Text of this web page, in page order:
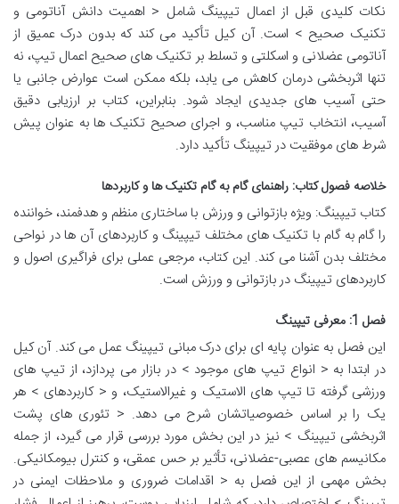
نکات کلیدی قبل از اعمال تیپینگ شامل < اهمیت دانش آناتومی و
تکنیک صحیح > است. آن کیل تأکید می کند که بدون درک عمیق از
آناتومی عضلانی و اسکلتی و تسلط بر تکنیک های صحیح اعمال تیپ، نه
تنها اثربخشی درمان کاهش می یابد، بلکه ممکن است عوارض جانبی یا
حتی آسیب های جدیدی ایجاد شود. بنابراین، کتاب بر ارزیابی دقیق
آسیب، انتخاب تیپ مناسب، و اجرای صحیح تکنیک ها به عنوان پیش
شرط های موفقیت در تیپینگ تأکید دارد.
خلاصه فصول کتاب: راهنمای گام به گام تکنیک ها و کاربردها
کتاب تیپینگ: ویژه بازتوانی و ورزش با ساختاری منظم و هدفمند، خواننده
را گام به گام با تکنیک های مختلف تیپینگ و کاربردهای آن ها در نواحی
مختلف بدن آشنا می کند. این کتاب، مرجعی عملی برای فراگیری اصول و
کاربردهای تیپینگ در بازتوانی و ورزش است.
فصل 1: معرفی تیپینگ
این فصل به عنوان پایه ای برای درک مبانی تیپینگ عمل می کند. آن کیل
در ابتدا به < انواع تیپ های موجود > در بازار می پردازد، از تیپ های
ورزشی گرفته تا تیپ های الاستیک و غیرالاستیک، و < کاربردهای > هر
یک را بر اساس خصوصیاتشان شرح می دهد. < تئوری های پشت
اثربخشی تیپینگ > نیز در این بخش مورد بررسی قرار می گیرد، از جمله
مکانیسم های عصبی-عضلانی، تأثیر بر حس عمقی، و کنترل بیومکانیکی.
بخش مهمی از این فصل به < اقدامات ضروری و ملاحظات ایمنی در